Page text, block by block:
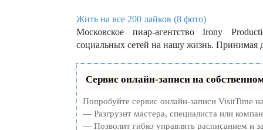
Жить на все 200 лайков (8 фото)
Московское пиар-агентство Irony
социальных сетей на нашу жизнь.
Сервис онлайн-записи на
Попробуйте сервис онлайн-записи VisitTime
— Разгрузит мастера, специалиста или
— Позволит гибко управлять расписанием и